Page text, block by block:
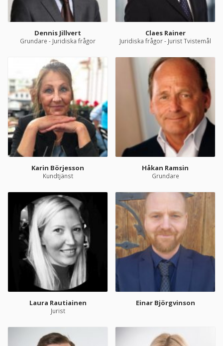
Dennis Jillvert
Grundare - Juridiska frågor
Claes Rainer
Juridiska frågor - Jurist Tvistemål
Karin Börjesson
Kundtjänst
Håkan Ramsin
Grundare
Laura Rautiainen
Jurist
Einar Björgvinson